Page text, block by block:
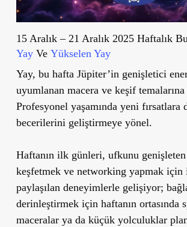
15 Aralık – 21 Aralık 2025 Haftalık
YayVe Yükselen Yay
Yay, bu hafta Jüpiter’in genişletici
uyumlanan macera ve keşif temalarına
Profesyonel yaşamında yeni
becerilerini geliştirmeye yönel.
Haftanın ilk günleri, ufkunu
keşfetmek ve networking yapmak
paylaşılan deneyimlerle gelişiyor;
derinleştirmek için haftanın ortasında
maceralar ya da küçük yolculuklar